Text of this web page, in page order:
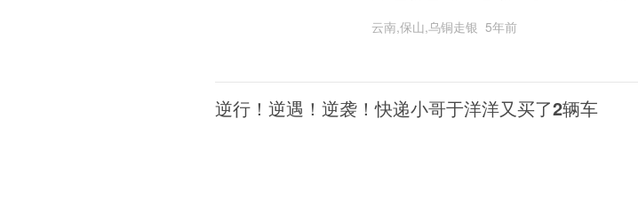
云南,保山,乌铜走银 5年前
逆行！逆遇！逆袭！快递小哥于洋洋又买了2辆车